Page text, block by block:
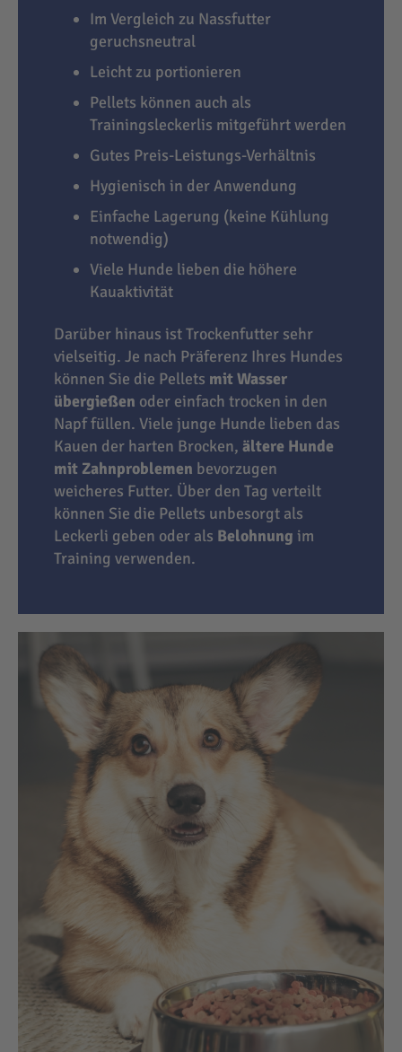
Im Vergleich zu Nassfutter
geruchsneutral
Leicht zu portionieren
Pellets können auch als
Trainingsleckerlis mitgeführt werden
Gutes Preis-Leistungs-Verhältnis
Hygienisch in der Anwendung
Einfache Lagerung (keine Kühlung
notwendig)
Viele Hunde lieben die höhere
Kauaktivität
Darüber hinaus ist Trockenfutter sehr
vielseitig. Je nach Präferenz Ihres Hundes
können Sie die Pellets mit Wasser
übergießen oder einfach trocken in den
Napf füllen. Viele junge Hunde lieben das
Kauen der harten Brocken, ältere Hunde
mit Zahnproblemen bevorzugen
weicheres Futter. Über den Tag verteilt
können Sie die Pellets unbesorgt als
Leckerli geben oder als Belohnung im
Training verwenden.